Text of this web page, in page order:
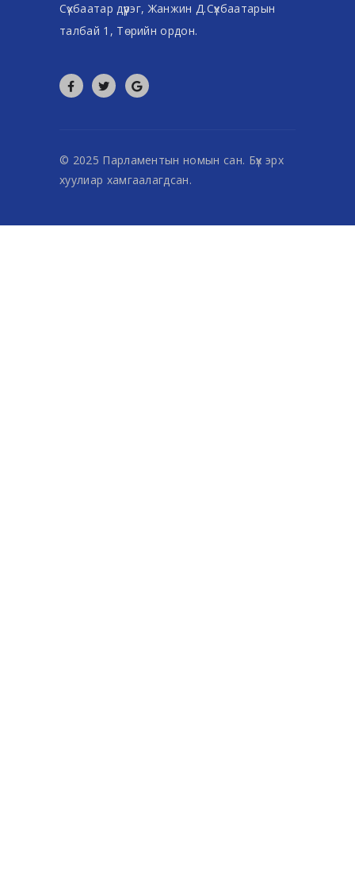
Сүхбаатар дүүрэг, Жанжин Д.Сүхбаатарын
талбай 1, Төрийн ордон.
© 2025 Парламентын номын сан. Бүх эрх
хуулиар хамгаалагдсан.